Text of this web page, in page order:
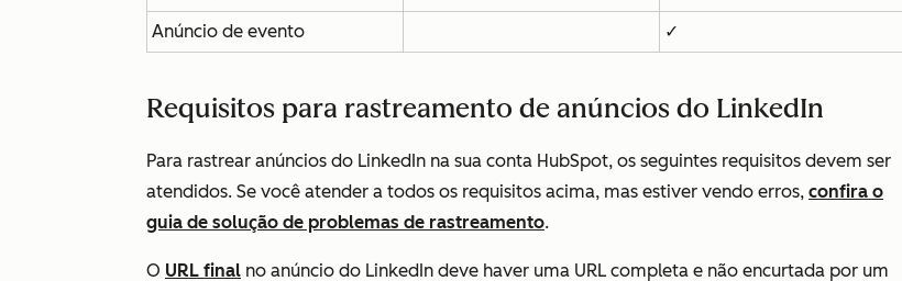
Anúncio de evento
✓
Requisitos para rastreamento de anúncios do LinkedIn
Para rastrear anúncios do LinkedIn na sua conta HubSpot, os seguintes requisitos devem ser
atendidos. Se você atender a todos os requisitos acima, mas estiver vendo erros, confira o
guia de solução de problemas de rastreamento.
O URL final no anúncio do LinkedIn deve haver uma URL completa e não encurtada por um